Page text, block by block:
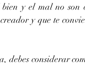
y el mal no son
y que te
debes considerar